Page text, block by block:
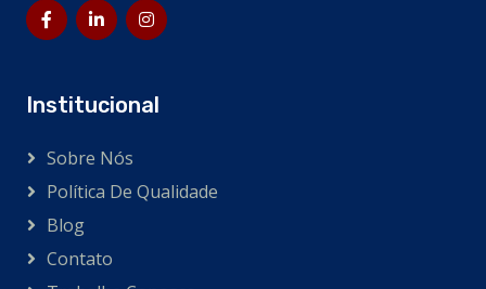
Institucional
Sobre Nós
Política De Qualidade
Blog
Contato